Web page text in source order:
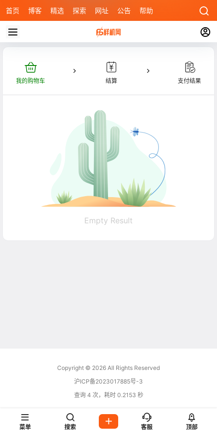
首页 博客 精选 探索 网址 公告 帮助
我的购物车 结算 支付结果
Empty Result
Copyright © 2026 All Rights Reserved
沪ICP备2023017885号-3
查询 4 次，耗时 0.2153 秒
菜单 搜索 客服 顶部